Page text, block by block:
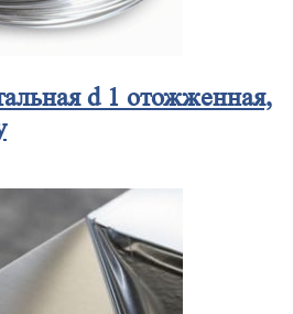
d 1 отожженная,